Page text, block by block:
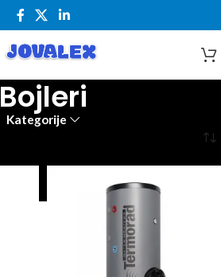
Bojleri
Kategorije